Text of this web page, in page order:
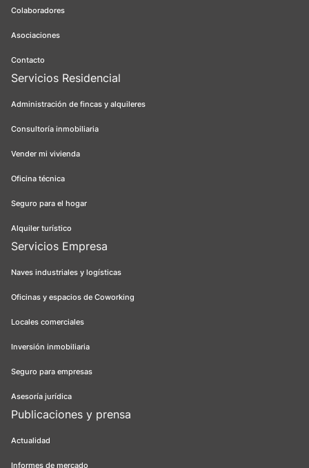
Colaboradores
Asociaciones
Contacto
Servicios Residencial
Administración de fincas y alquileres
Consultoría inmobiliaria
Vender mi vivienda
Oficina técnica
Seguro para el hogar
Alquiler turístico
Servicios Empresa
Naves industriales y logísticas
Oficinas y espacios de Coworking
Locales comerciales
Inversión inmobiliaria
Seguro para empresas
Asesoría jurídica
Publicaciones y prensa
Actualidad
Informes de mercado